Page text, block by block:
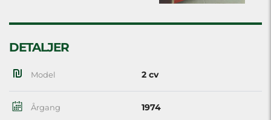
DETALJER
Model 2 cv
Årgang 1974